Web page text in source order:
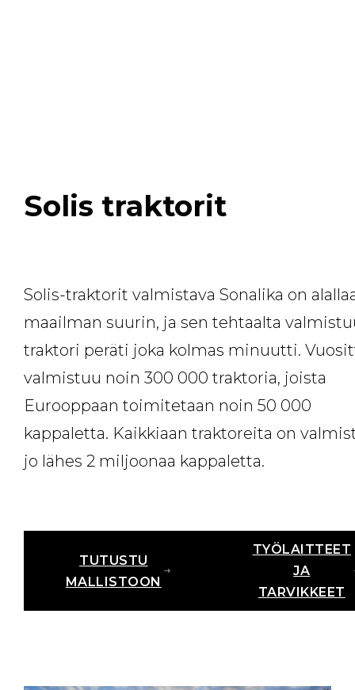
Solis traktorit
Solis-traktorit valmistava Sonalika on
maailman suurin, ja sen tehtaalta
traktori peräti joka kolmas minuutti.
valmistuu noin 300 000 traktoria, joista
Eurooppaan toimitetaan noin 50 000
kappaletta. Kaikkiaan traktoreita on
jo lähes 2 miljoonaa kappaletta.
TUTUSTU
MALLISTOON
TYÖLAITTEET
JA
TARVIKKEET